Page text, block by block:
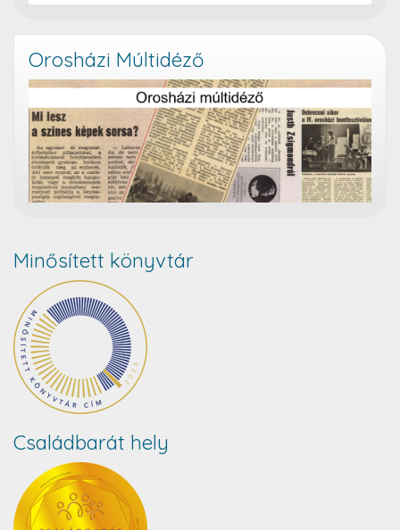
Orosházi Múltidéző
Minősített könyvtár
Családbarát hely